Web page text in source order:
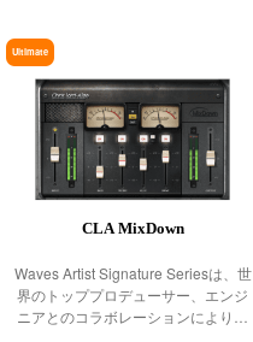
ピッチ／タイムシフト
ディレイ／リバーブ
エフェクト
インストゥルメント
ギター／ベース
メーター
サラウンド
ヘッドフォンミキシング
ェーズの修正を、視認性の高い画面
とシンプ
Ultimate
CLA MixDown
Waves Artist Signature Seriesは、世
界のトッププロデューサー、エンジ
ニアとのコラボレーションにより生